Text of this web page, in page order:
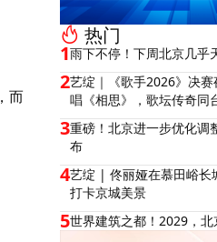
而
热门
1雨下不停！下周北京几乎
2艺绽｜《歌手2026》决
唱《相思》，歌坛传奇同
3重磅！北京进一步优化调
布
4艺绽 | 佟丽娅在慕田峪长
打卡京城美景
5世界建筑之都！2029，北